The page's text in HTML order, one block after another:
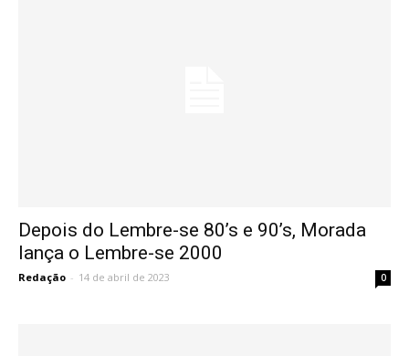
Depois do Lembre-se 80’s e 90’s, Morada
lança o Lembre-se 2000
Redação - 14 de abril de 2023 0